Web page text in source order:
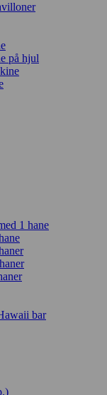
på hjul
1 hane
bar